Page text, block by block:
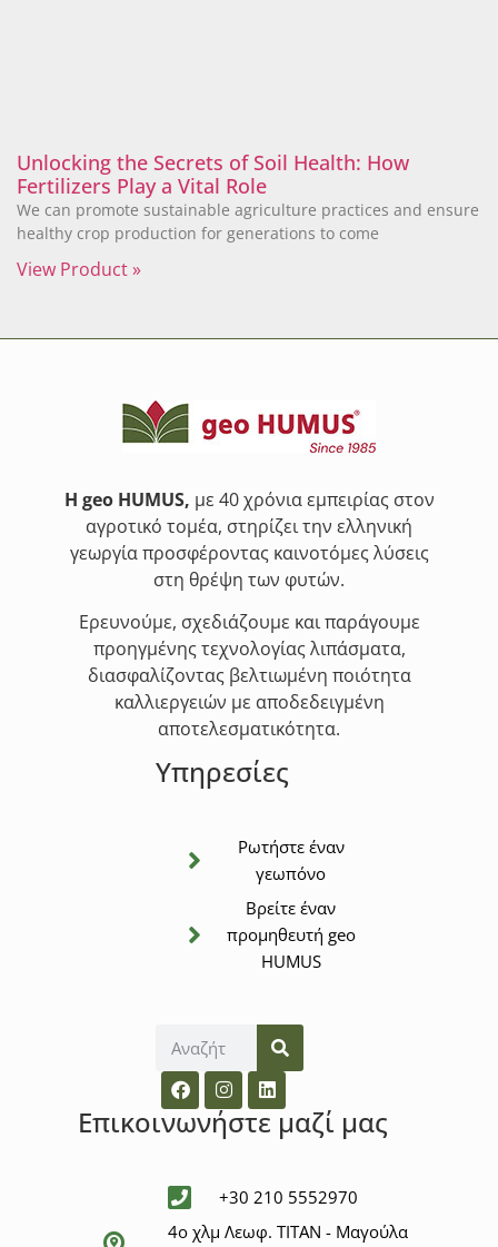
Unlocking the Secrets of Soil Health: How
Fertilizers Play a Vital Role
We can promote sustainable agriculture practices and ensure
healthy crop production for generations to come
View Product »
Η geo HUMUS, με 40 χρόνια εμπειρίας στον
αγροτικό τομέα, στηρίζει την ελληνική
γεωργία προσφέροντας καινοτόμες λύσεις
στη θρέψη των φυτών.
Ερευνούμε, σχεδιάζουμε και παράγουμε
προηγμένης τεχνολογίας λιπάσματα,
διασφαλίζοντας βελτιωμένη ποιότητα
καλλιεργειών με αποδεδειγμένη
αποτελεσματικότητα.
Υπηρεσίες
Ρωτήστε έναν
γεωπόνο
Βρείτε έναν
προμηθευτή geo
HUMUS
Επικοινωνήστε μαζί μας
+30 210 5552970
4ο χλμ Λεωφ. ΤΙΤΑΝ - Μαγούλα